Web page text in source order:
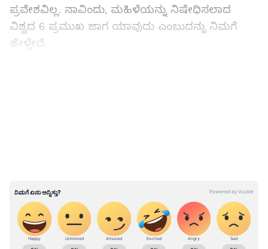
ಪ್ರವೇಶವಿಲ್ಲ. ನಾವಿಂದು, ಮಹಿಳೆಯನ್ನು ನಿಷೇಧಿಸಲಾದ
ವಿಶ್ವದ 6 ಪ್ರಮುಖ ಜಾಗ ಯಾವುದು ಎಂಬುದನ್ನು ನಿಮಗೆ
ಹೇಳ್ತೇವೆ.
ಸರ್ಕಾರ ಭಾವಿಸಿದೆ. ಅನೇಕ ಬಾರಿ ಪುರುಷರು ಆಟದ
ಸಮಯದಲ್ಲಿ ಅಸಭ್ಯ ಭಾಷೆಯನ್ನು ಬಳಸುತ್ತಾರೆ.
ಮಹಿಳೆಯರು ಅಲ್ಲಿ ಹಾಜರಿದ್ದರೆ ಅವರು ಕೂಡ ಅಂಥಹ
ABOUT THE AUTHOR